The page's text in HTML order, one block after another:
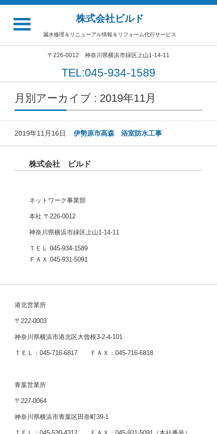
株式会社ビルド
漏水修理＆リニューアル情報＆リフォーム代行サービス
〒226-0012 神奈川県横浜市緑区上山1-14-11
TEL:045-934-1589
月別アーカイブ : 2019年11月
2019年11月16日 伊勢原市高森 浴室防水工事
株式会社 ビルド
ネットワーク事業部
本社 〒226-0012
神奈川県横浜市緑区上山1-14-11
ＴＥＬ 045-934-1589
ＦＡＸ 045-931-5091
港北営業所
〒222-0003
神奈川県横浜市港北区大曾根3-2-4-101
ＴＥＬ：045-716-6817 ＦＡＸ：045-716-6818
青葉営業所
〒227-0064
神奈川県横浜市青葉区田奈町39-1